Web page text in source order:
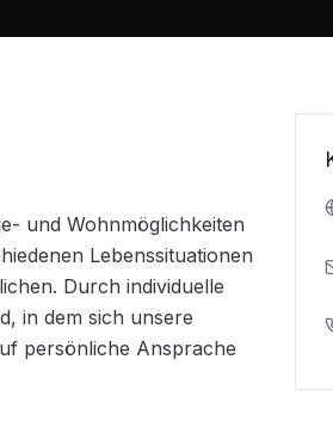
und Wohnmöglichkeiten
Lebenssituationen
Durch individuelle
in dem sich unsere
persönliche Ansprache